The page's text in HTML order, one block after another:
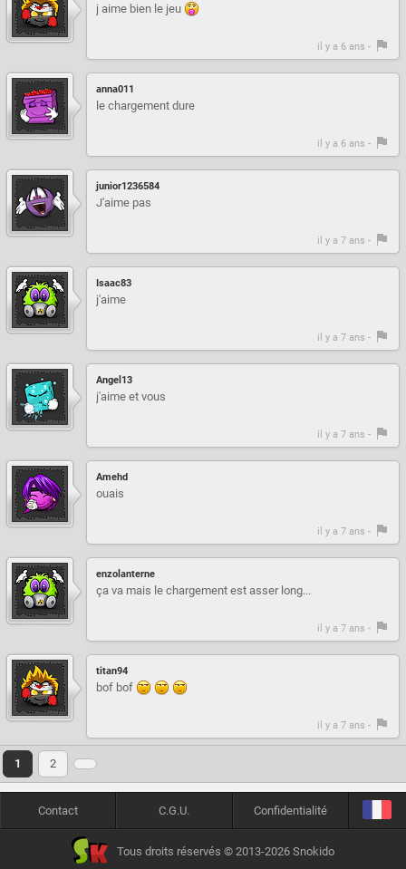
j aime bien le jeu
il y a 6 ans -
anna011
le chargement dure
il y a 6 ans -
junior1236584
J'aime pas
il y a 7 ans -
Isaac83
j'aime
il y a 7 ans -
Angel13
j'aime et vous
il y a 7 ans -
Amehd
ouais
il y a 7 ans -
enzolanterne
ça va mais le chargement est asser long...
il y a 7 ans -
titan94
bof bof
il y a 7 ans -
1 2
Contact C.G.U. Confidentialité
Tous droits réservés © 2013-2026 Snokido